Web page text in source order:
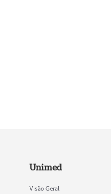
Unimed
Visão Geral